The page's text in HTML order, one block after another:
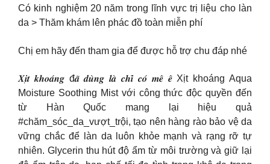
Có kinh nghiệm 20 năm trong lĩnh vực trị liệu cho làn
da > Thăm khám lên phác đồ toàn miễn phí
Chị em hãy đến tham gia để được hỗ trợ chu đáp nhé
𝑿𝒊̣𝒕 𝒌𝒉𝒐𝒂́𝒏𝒈 đ𝒂̃ 𝒅𝒖̀𝒏𝒈 𝒍𝒂̀ 𝒄𝒉𝒊̉ 𝒄𝒐́ 𝒎𝒆̂ 𝒆̂ Xịt khoáng Aqua
Moisture Soothing Mist với công thức độc quyền đến
từ Hàn Quốc mang lại hiệu quả
#chăm_sóc_da_vượt_trội, tạo nên hàng rào bảo vệ da
vững chắc để làn da luôn khỏe mạnh và rạng rỡ tự
nhiên. Glycerin thu hút độ ẩm từ môi trường và giữ lại